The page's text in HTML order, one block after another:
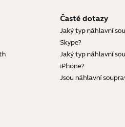
Časté dotazy
Jaký typ náhlavní
Skype?
Jaký typ náhlavní
iPhone?
Jsou náhlavní